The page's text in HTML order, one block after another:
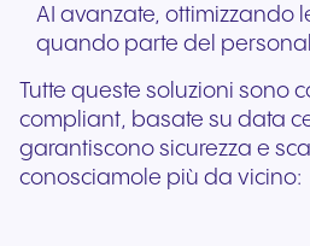
AI avanzate, ottimizzando
quando parte del
Tutte queste soluzioni sono
compliant, basate su data
garantiscono sicurezza e
conosciamole più da vicino: